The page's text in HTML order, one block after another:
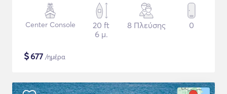
Center Console
20 ft
6 μ.
8 Πλεύσης 0
$677 /ημέρα